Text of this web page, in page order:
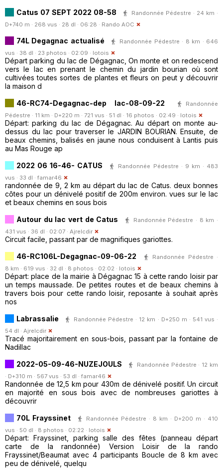
Catus 07 SEPT 2022 08-58
Randonnée Pédestre · 24 km ·
D+740 m · 268 vus · 28 dl · 06:28 · Rando AOC
74L Degagnac actualisé
Randonnée Pédestre · 8 km · 646
vus · 38 dl · 23 photos · 02:09 · lotois
Départ parking du lac de Dégagnac, On monte et on redescend
vers le lac en prenant le chemin du jardin bourian où sont
cultivées toutes sortes de plantes et fleurs on peut y découvrir
la maison d
46-RC74-Degagnac-dep lac-08-09-22
Randonnée
Pédestre · 11 km · D+220 m · 721 vus · 51 dl · 16 photos · 02:49 · lotois
Départ: parking du lac de Dégagnac. Au départ on monte au-
dessus du lac pour traverser le JARDIN BOURIAN. Ensuite, de
beaux chemins, balisés en jaune nous conduisent à Lantis puis
au Mas Rouge ap
2022 06 16-46- CATUS
Randonnée Pédestre · 9 km · 483
vus · 33 dl · famar46
randonnée de 9, 2 km au départ du lac de Catus. deux bonnes
côtes pour un dénivelé positif de 200m environ. vues sur le lac
et beaux chemins en sous bois
Autour du lac vert de Catus
Randonnée Pédestre · 8 km ·
431 vus · 36 dl · 02:07 · Ajrelcdir
Circuit facile, passant par de magnifiques gariottes.
46-RC106L-Degagnac-09-06-22
Randonnée Pédestre ·
8 km · 619 vus · 32 dl · 8 photos · 02:02 · lotois
Départ: place de la mairie à Dégagnac 15 à cette rando loisir par
un temps maussade. De petites routes et de beaux chemins à
travers bois pour cette rando loisir, reposante à souhait après
nos
Labrassalie
Randonnée Pédestre · 12 km · D+250 m · 541 vus ·
54 dl · Ajrelcdir
Tracé majoritairement en sous-bois, passant par la fontaine de
Nadillac
2022-05-09-46-NUZEJOULS
Randonnée Pédestre · 12 km
· D+310 m · 567 vus · 53 dl · famar46
Randonnée de 12,5 km pour 430m de dénivelé positif. Un circuit
en majorité en sous bois avec de nombreuses gariottes à
découvrir
70L Frayssinet
Randonnée Pédestre · 8 km · D+200 m · 410
vus · 50 dl · 8 photos · 02:22 · lotois
Départ: Frayssinet, parking salle des fêtes (panneau départ
carte de la randonnée) Version Loisir de la rando
Frayssinet/Beaumat avec 4 participants Boucle de 8 km avec
peu de dénivelé, quelqu